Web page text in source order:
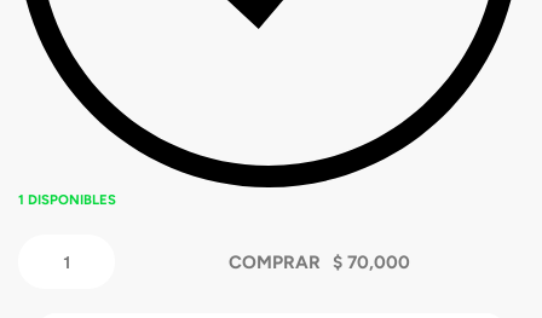
1 DISPONIBLES
COMPRAR